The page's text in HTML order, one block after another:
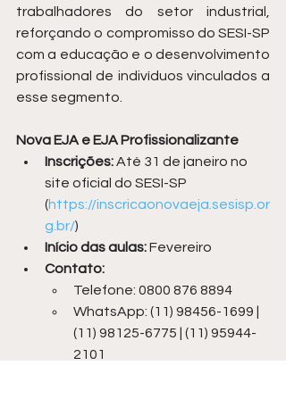
trabalhadores do setor industrial,
reforçando o compromisso do SESI-SP
com a educação e o desenvolvimento
profissional de indivíduos vinculados a
esse segmento.
Nova EJA e EJA Profissionalizante
Inscrições: Até 31 de janeiro no
site oficial do SESI-SP
(https://inscricaonovaeja.sesisp.or
g.br/)
Início das aulas: Fevereiro
Contato:
Telefone: 0800 876 8894
WhatsApp: (11) 98456-1699 |
(11) 98125-6775 | (11) 95944-
2101